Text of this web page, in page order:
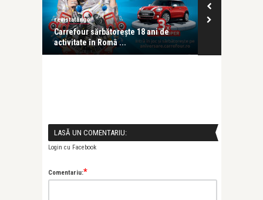
revistatango
Carrefour sărbătorește 18 ani de
activitate în Româ ...
LASĂ UN COMENTARIU:
Login cu Facebook
Comentariu:*